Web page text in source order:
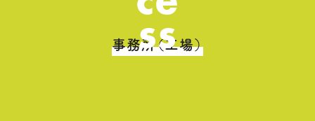
ss
事務所（工場）